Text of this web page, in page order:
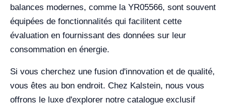
balances modernes, comme la YR05566, sont souvent
équipées de fonctionnalités qui facilitent cette
évaluation en fournissant des données sur leur
consommation en énergie.
Si vous cherchez une fusion d'innovation et de qualité,
vous êtes au bon endroit. Chez Kalstein, nous vous
offrons le luxe d'explorer notre catalogue exclusif